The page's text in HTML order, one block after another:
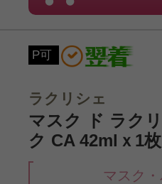
P可
ラクリシェ
マスク ド ラク
ク CA 42mlｘ1枚
マスク